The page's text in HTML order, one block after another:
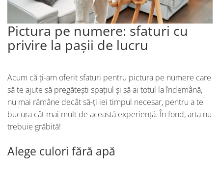
Pictura pe numere: sfaturi cu
privire la pașii de lucru
Acum că ți-am oferit sfaturi pentru pictura pe numere care
să te ajute să pregătești spațiul și să ai totul la îndemână,
nu mai rămâne decât să-ți iei timpul necesar, pentru a te
bucura cât mai mult de această experiență. În fond, arta nu
trebuie grăbită!
Alege culori fără apă